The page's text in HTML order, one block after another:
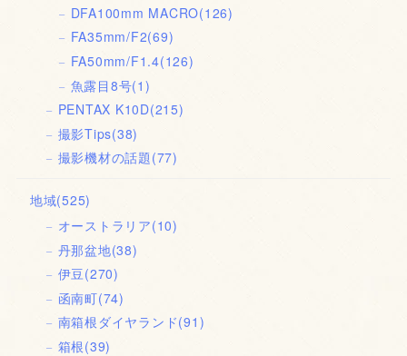
DFA100mm MACRO(126)
FA35mm/F2(69)
FA50mm/F1.4(126)
魚露目8号(1)
PENTAX K10D(215)
撮影Tips(38)
撮影機材の話題(77)
地域(525)
オーストラリア(10)
丹那盆地(38)
伊豆(270)
函南町(74)
南箱根ダイヤランド(91)
箱根(39)